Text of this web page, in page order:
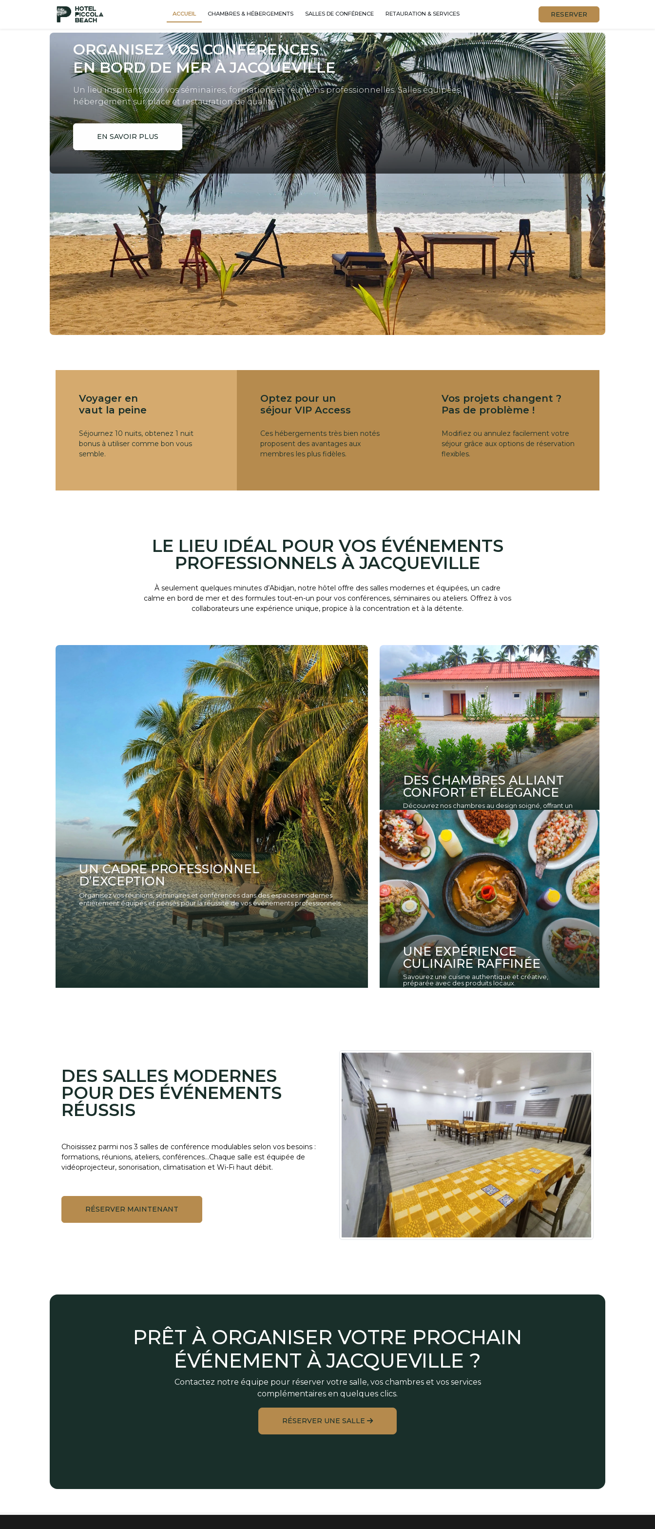
ACCUEIL CHAMBRES & HÉBERGEMENTS SALLES DE CONFÉRENCE RETAURATION & SERVICES RESERVER
ORGANISEZ VOS CONFÉRENCES
EN BORD DE MER À JACQUEVILLE
Un lieu inspirant pour vos séminaires, formations et réunions professionnelles. Salles équipées,
hébergement sur place et restauration de qualité.
EN SAVOIR PLUS
Voyager en
vaut la peine
Séjournez 10 nuits, obtenez 1 nuit
bonus à utiliser comme bon vous
semble.
Optez pour un
séjour VIP Access
Ces hébergements très bien notés
proposent des avantages aux
membres les plus fidèles.
Vos projets changent ?
Pas de problème !
Modifiez ou annulez facilement votre
séjour grâce aux options de réservation
flexibles.
LE LIEU IDÉAL POUR VOS ÉVÉNEMENTS
PROFESSIONNELS À JACQUEVILLE
À seulement quelques minutes d’Abidjan, notre hôtel offre des salles modernes et équipées, un cadre
calme en bord de mer et des formules tout-en-un pour vos conférences, séminaires ou ateliers. Offrez à vos
collaborateurs une expérience unique, propice à la concentration et à la détente.
UN CADRE PROFESSIONNEL
D’EXCEPTION
Organisez vos réunions, séminaires et conférences dans des espaces modernes
entièrement équipés et pensés pour la réussite de vos événements professionnels.
DES CHAMBRES ALLIANT
CONFORT ET ÉLÉGANCE
Découvrez nos chambres au design soigné, offrant un
confort absolu pour votre séjour.
UNE EXPÉRIENCE
CULINAIRE RAFFINÉE
Savourez une cuisine authentique et créative,
préparée avec des produits locaux.
DES SALLES MODERNES
POUR DES ÉVÉNEMENTS
RÉUSSIS
Choisissez parmi nos 3 salles de conférence modulables selon vos besoins :
formations, réunions, ateliers, conférences…Chaque salle est équipée de
vidéoprojecteur, sonorisation, climatisation et Wi-Fi haut débit.
RÉSERVER MAINTENANT
PRÊT À ORGANISER VOTRE PROCHAIN
ÉVÉNEMENT À JACQUEVILLE ?
Contactez notre équipe pour réserver votre salle, vos chambres et vos services
complémentaires en quelques clics.
RÉSERVER UNE SALLE